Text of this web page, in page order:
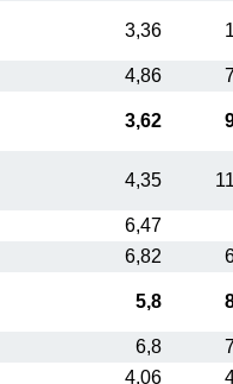
3,36
4,86
3,62
4,35
6,47
6,82
5,8
6,8
4,06